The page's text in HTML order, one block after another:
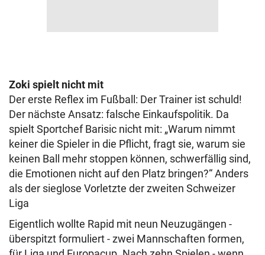
Zoki spielt nicht mit
Der erste Reflex im Fußball: Der Trainer ist schuld!
Der nächste Ansatz: falsche Einkaufspolitik. Da
spielt Sportchef Barisic nicht mit: „Warum nimmt
keiner die Spieler in die Pflicht, fragt sie, warum sie
keinen Ball mehr stoppen können, schwerfällig sind,
die Emotionen nicht auf den Platz bringen?“ Anders
als der sieglose Vorletzte der zweiten Schweizer
Liga
Eigentlich wollte Rapid mit neun Neuzugängen -
überspitzt formuliert - zwei Mannschaften formen,